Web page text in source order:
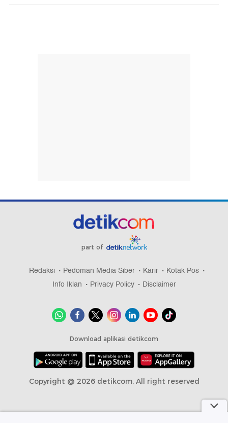
part of
Redaksi Pedoman Media Siber Karir
Kotak Pos
Info Iklan
Privacy Policy Disclaimer
Download aplikasi detikcom
Copyright @ 2026 detikcom, All right reserved